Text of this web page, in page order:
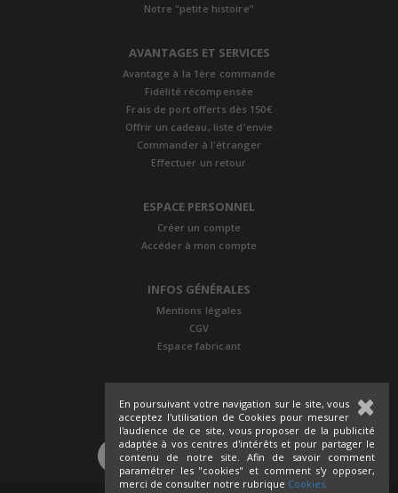
En poursuivant votre navigation sur le site, vous
acceptez l'utilisation de Cookies pour mesurer
l'audience de ce site, vous proposer de la publicité
adaptée à vos centres d'intérêts et pour partager le
contenu de notre site. Afin de savoir comment
paramétrer les "cookies" et comment s'y opposer,
merci de consulter notre rubrique Cookies.
Notre "petite histoire"
AVANTAGES ET SERVICES
Avantage à la 1ère commande
Fidélité récompensée
Frais de port offerts dès 150€
Offrir un cadeau, liste d'envie
Commander à l'étranger
Effectuer un retour
ESPACE PERSONNEL
Créer un compte
Accéder à mon compte
INFOS GÉNÉRALES
Mentions légales
CGV
Espace fabricant
SUIVEZ-NOUS